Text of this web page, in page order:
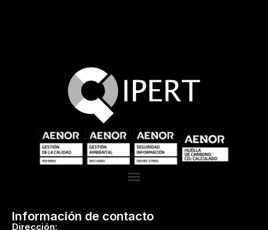
Información de contacto
Dirección: